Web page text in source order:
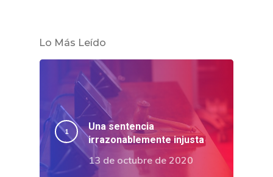
Lo Más Leído
Una sentencia
irrazonablemente injusta
13 de octubre de 2020